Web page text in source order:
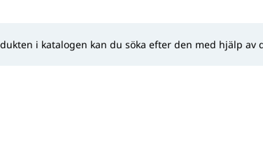
i katalogen kan du söka efter den med hjälp av